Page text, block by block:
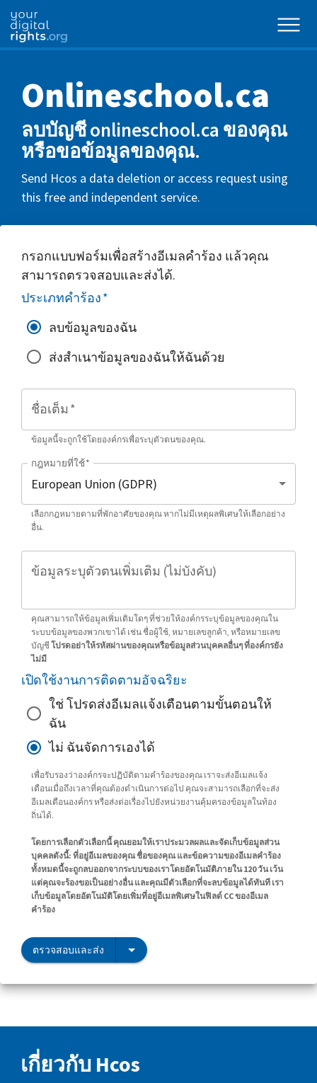
Onlineschool.ca
ลบบัญชี onlineschool.ca ของคุณ
หรือขอข้อมูลของคุณ.
Send Hcos a data deletion or access request using
this free and independent service.
กรอกแบบฟอร์มเพื่อสร้างอีเมลคำร้อง แล้วคุณ
สามารถตรวจสอบและส่งได้.
ประเภทคำร้อง*
ลบข้อมูลของฉัน
ส่งสำเนาข้อมูลของฉันให้ฉันด้วย
ชื่อเต็ม *
ข้อมูลนี้จะถูกใช้โดยองค์กรเพื่อระบุตัวตนของคุณ.
กฎหมายที่ใช้*
เลือกกฎหมายตามที่พักอาศัยของคุณ หากไม่มีเหตุผลพิเศษให้เลือกอย่าง
อื่น.
ข้อมูลระบุตัวตนเพิ่มเติม (ไม่บังคับ)
คุณสามารถให้ข้อมูลเพิ่มเติมใดๆ ที่ช่วยให้องค์กรระบุข้อมูลของคุณใน
ระบบข้อมูลของพวกเขาได้ เช่น ชื่อผู้ใช้, หมายเลขลูกค้า, หรือหมายเลข
บัญชีโปรดอย่าให้รหัสผ่านของคุณหรือข้อมูลส่วนบุคคลอื่นๆ ที่องค์กรยัง
ไม่มี
เปิดใช้งานการติดตามอัจฉริยะ
ใช่ โปรดส่งอีเมลแจ้งเตือนตามขั้นตอนให้
ฉัน
ไม่ ฉันจัดการเองได้
เพื่อรับรองว่าองค์กรจะปฏิบัติตามคำร้องของคุณ เราจะส่งอีเมลแจ้ง
เตือนเมื่อถึงเวลาที่คุณต้องดำเนินการต่อไป คุณจะสามารถเลือกที่จะส่ง
อีเมลเตือนองค์กร หรือส่งต่อเรื่องไปยังหน่วยงานคุ้มครองข้อมูลในท้อง
ถิ่นได้.
โดยการเลือกตัวเลือกนี้ คุณยอมให้เราประมวลผลและจัดเก็บข้อมูลส่วน
บุคคลดังนี้: ที่อยู่อีเมลของคุณ ชื่อของคุณ และข้อความของอีเมลคำร้อง
ทั้งหมดนี้จะถูกลบออกจากระบบของเราโดยอัตโนมัติภายใน 120 วัน เว้น
แต่คุณจะร้องขอเป็นอย่างอื่น และคุณมีตัวเลือกที่จะลบข้อมูลได้ทันที เรา
เก็บข้อมูลโดยอัตโนมัติโดยเพิ่มที่อยู่อีเมลพิเศษในฟิลด์ CC ของอีเมล
คำร้อง
ตรวจสอบและส่ง
เกี่ยวกับ Hcos